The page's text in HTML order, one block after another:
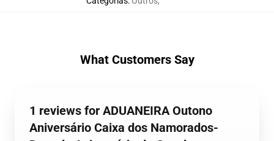
What Customers Say
1 reviews for ADUANEIRA Outono
Aniversário Caixa dos Namorados-